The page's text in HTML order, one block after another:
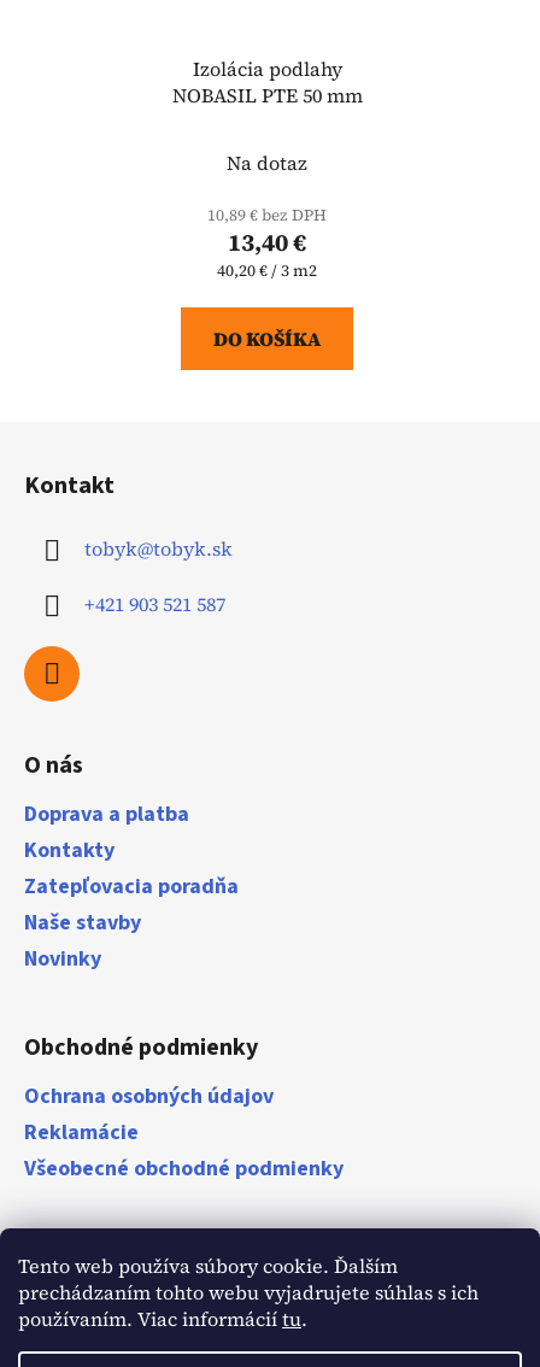
Tento web používa súbory cookie. Ďalším
prechádzaním tohto webu vyjadrujete súhlas s ich
používaním. Viac informáciítu.
Izolácia podlahy
NOBASIL PTE 50 mm
Na dotaz
10,89 € bez DPH
13,40 €
Jednotková
40,20 € / 3 m2
DO KOŠÍKA
Kontakt
tobyk@tobyk.sk
+421 903 521 587
O nás
Doprava a platba
Kontakty
Zatepľovacia poradňa
Naše stavby
Novinky
Obchodné podmienky
Ochrana osobných údajov
Reklamácie
Všeobecné obchodné podmienky
Zákazníci
Naši zákazníci o nás